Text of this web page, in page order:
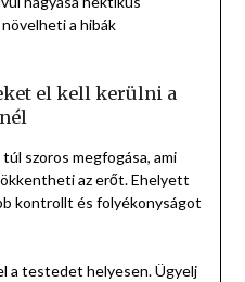
a hibák
el kell kerülni a
szoros megfogása, ami
az erőt. Ehelyett
kontrollt és folyékonyságot
a testedet helyesen. Ügyelj